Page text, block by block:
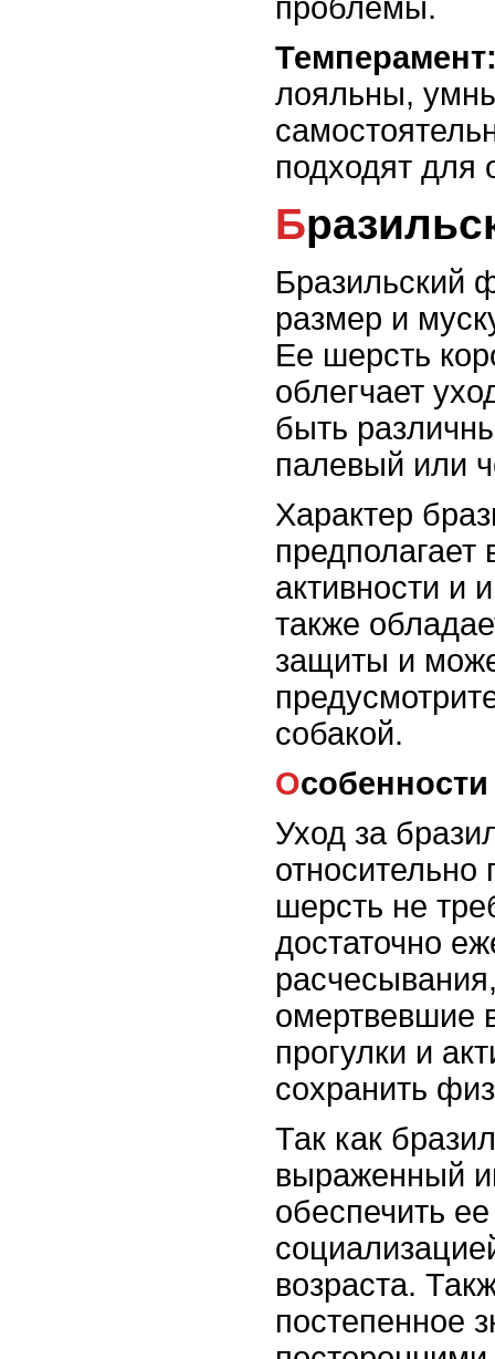
проблемы.
лояльны,
подходят для
Бразильский
размер и
Ее шерсть
облегчает
быть
палевый или
Характер
активности и
также
защиты и
собакой.
Уход за
относительно
шерсть не
достаточно
омертвевшие
прогулки и
сохранить
Так как
выраженный
обеспечить
возраста.
постепенное